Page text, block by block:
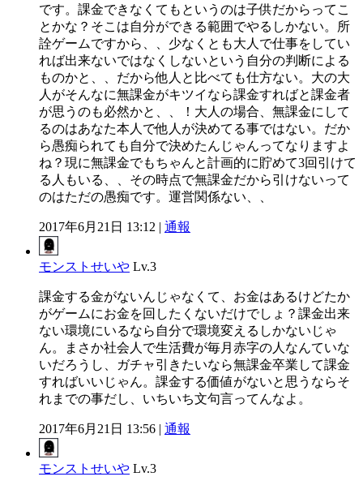
です。課金できなくてもというのは子供だからってこ
とかな？そこは自分ができる範囲でやるしかない。所
詮ゲームですから、、少なくとも大人で仕事をしてい
れば出来ないではなくしないという自分の判断による
ものかと、、だから他人と比べても仕方ない。大の大
人がそんなに無課金がキツイなら課金すればと課金者
が思うのも必然かと、、！大人の場合、無課金にして
るのはあなた本人で他人が決めてる事ではない。だか
ら愚痴られても自分で決めたんじゃんってなりますよ
ね？現に無課金でもちゃんと計画的に貯めて3回引けて
る人もいる、、その時点で無課金だから引けないって
のはただの愚痴です。運営関係ない、、
2017年6月21日 13:12 | 通報
モンストせいや Lv.3
課金する金がないんじゃなくて、お金はあるけどたか
がゲームにお金を回したくないだけでしょ？課金出来
ない環境にいるなら自分で環境変えるしかないじゃ
ん。まさか社会人で生活費が毎月赤字の人なんていな
いだろうし、ガチャ引きたいなら無課金卒業して課金
すればいいじゃん。課金する価値がないと思うならそ
れまでの事だし、いちいち文句言ってんなよ。
2017年6月21日 13:56 | 通報
モンストせいや Lv.3